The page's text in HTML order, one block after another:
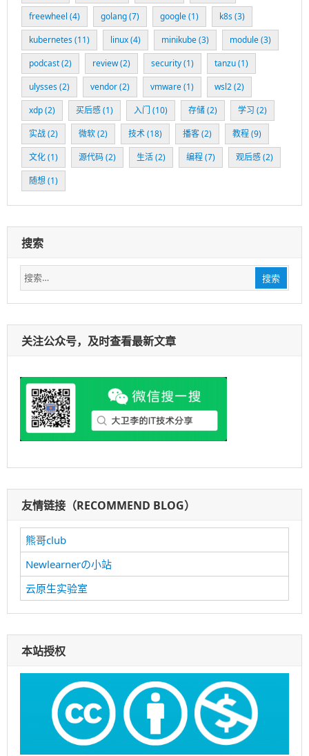
freewheel (4) golang(7) google(1) k8s(3)
kubernetes(11) linux(4) minikube(3) module(3)
podcast(2) review(2) security(1) tanzu(1)
ulysses(2) vendor(2) vmware(1) wsl2(2)
xdp(2) 买后感(1) 入门 (10) 存储(2) 学习 (2)
实战(2) 微软(2) 技术(18) 播客(2) 教程(9)
文化(1) 源代码(2) 生活(2) 编程(7) 观后感(2)
随想(1)
搜索
搜
索：
搜索
关注公众号，及时查看最新文章
友情链接（RECOMMEND BLOG）
熊哥club
Newlearnerの小站
云原生实验室
本站授权